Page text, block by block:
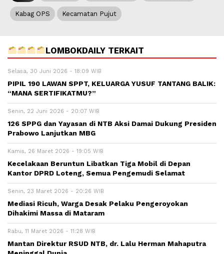
Kabag OPS Kecamatan Pujut
LOMBOKDAILY TERKAIT
Selasa, 30 Juni 2026 - 18:09 WIB
PIPIL 190 LAWAN SPPT, KELUARGA YUSUF TANTANG BALIK:
“MANA SERTIFIKATMU?”
Senin, 22 Juni 2026 - 20:07 WIB
126 SPPG dan Yayasan di NTB Aksi Damai Dukung Presiden
Prabowo Lanjutkan MBG
Kamis, 26 Maret 2026 - 19:05 WIB
Kecelakaan Beruntun Libatkan Tiga Mobil di Depan
Kantor DPRD Loteng, Semua Pengemudi Selamat
Senin, 23 Maret 2026 - 20:26 WIB
Mediasi Ricuh, Warga Desak Pelaku Pengeroyokan
Dihakimi Massa di Mataram
Rabu, 11 Maret 2026 - 11:28 WIB
Mantan Direktur RSUD NTB, dr. Lalu Herman Mahaputra